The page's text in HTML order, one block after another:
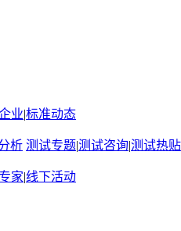
业|标准动态
析 测试专题|测试咨询|测试热贴
家|线下活动